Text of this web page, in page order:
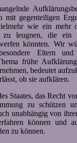
mit gegenteiligen
wie ein mehr
zu leugnen, die ein
könnten. Wir
Eltern und
frühe
bedeutet
ob sie aufklären.
Staates, das Recht
zu schützen
unabhängig von
können und
zu können.